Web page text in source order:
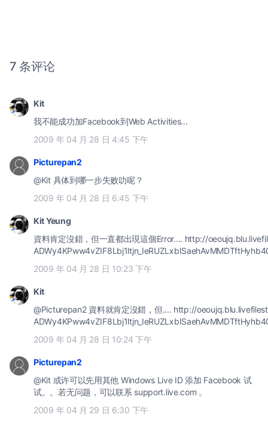
7 条评论
Kit
我不能成功加Facebook到Web Activities...
2009 年 04 月 28 日 4:45 下午
Picturepan2
@Kit 具体到哪一步失败叻呢？
2009 年 04 月 28 日 6:45 下午
Kit Yeung
資料肯定沒錯，但一直都出現這個Error.... http://
2009 年 04 月 28 日 10:23 下午
Kit
@Picturepan2 資料就肯定沒錯，但.... http://oeoujq.blu.livefilestore.com/y1p_YKWsW-jQTIntroKZ9ni-hrm-4-x5n0bj-
2009 年 04 月 28 日 10:24 下午
Picturepan2
@Kit 或许可以先用其他 Windows Live ID 添加 Facebook 试
试。。若无问题，可以联系 support.live.com 。
2009 年 04 月 29 日 6:30 下午